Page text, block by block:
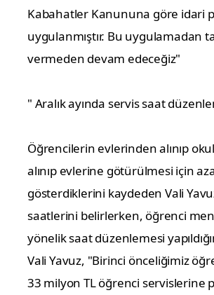
Kabahatler Kanununa göre idari
uygulanmıştır. Bu uygulamadan
vermeden devam edeceğiz"
" Aralık ayında servis saat
Öğrencilerin evlerinden alınıp
alınıp evlerine götürülmesi için
gösterdiklerini kaydeden Vali
saatlerini belirlerken, öğrenci
yönelik saat düzenlemesi
Vali Yavuz, "Birinci önceliğimiz
33 milyon TL öğrenci servislerine